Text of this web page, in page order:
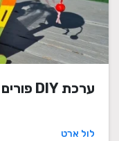
ערכת DIY פורים
לול ארט